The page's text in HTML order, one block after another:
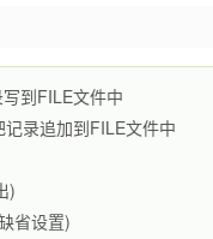
到FILE文件中
录追加到FILE文件中
)
省设置)